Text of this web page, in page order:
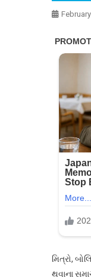
મિત્રો,
થવાના